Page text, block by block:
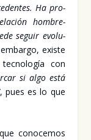
Ha pro­
hom­bre-
seguir evo­lu­
exis­te
con
si algo está
, pues es lo que
cono­ce­mos